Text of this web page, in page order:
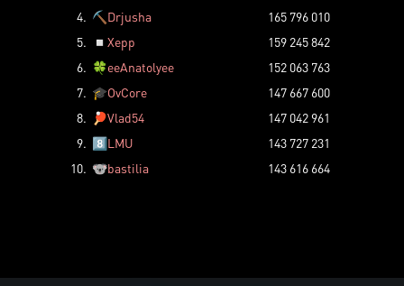
4. ⛏️ Drjusha
165 796 010
5.
◽ Xepp
159 245 842
6. 🍀eeAnatolyee
152 063 763
7. 🎓OvCore
147 667 600
8.
🏓Vlad54
147 042 961
9. 8️⃣LMU
143 727 231
10. 🐨bastilia 143 616 664